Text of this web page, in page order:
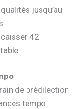
jusqu’au
42
de prédilection
tempo